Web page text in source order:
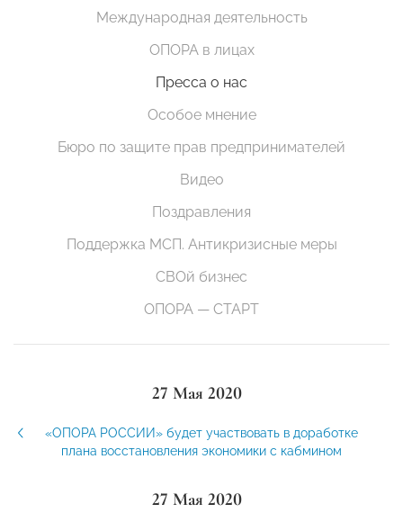
Международная деятельность
ОПОРА в лицах
Пресса о нас
Особое мнение
Бюро по защите прав предпринимателей
Видео
Поздравления
Поддержка МСП. Антикризисные меры
СВОй бизнес
ОПОРА — СТАРТ
27 Мая 2020
«ОПОРА РОССИИ» будет участвовать в доработке
плана восстановления экономики с кабмином
27 Мая 2020